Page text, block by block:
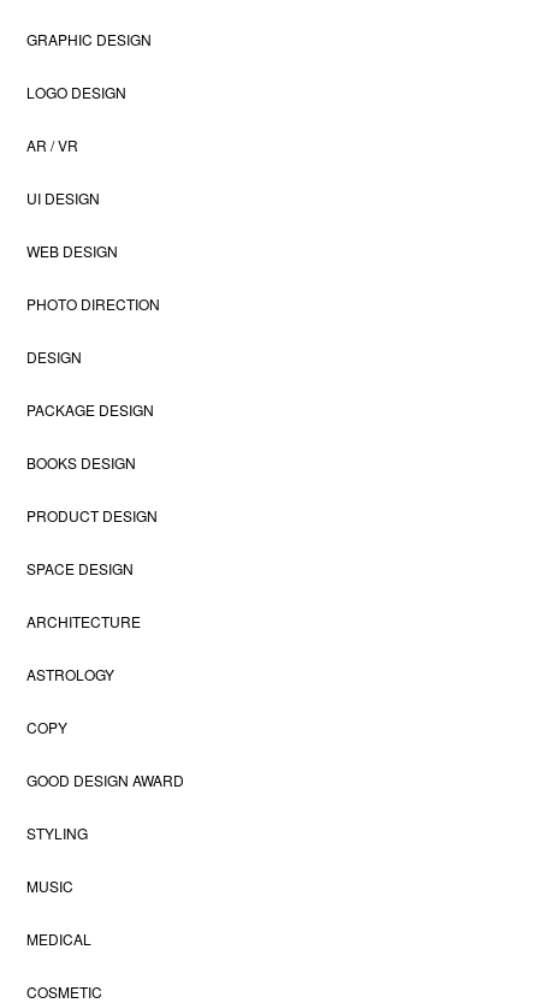
GRAPHIC DESIGN
LOGO DESIGN
AR / VR
UI DESIGN
WEB DESIGN
PHOTO DIRECTION
DESIGN
PACKAGE DESIGN
BOOKS DESIGN
PRODUCT DESIGN
SPACE DESIGN
ARCHITECTURE
ASTROLOGY
COPY
GOOD DESIGN AWARD
STYLING
MUSIC
MEDICAL
COSMETIC